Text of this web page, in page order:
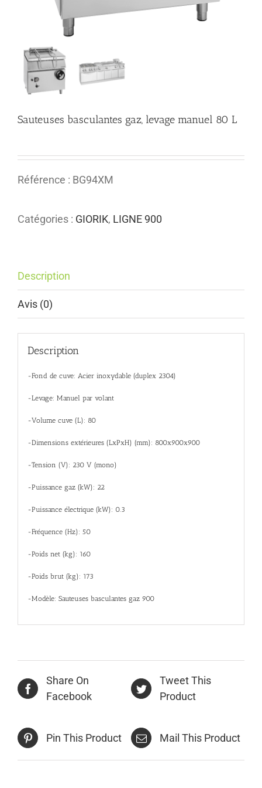
Sauteuses basculantes gaz, levage manuel 80 L
Référence : BG94XM
Catégories : GIORIK, LIGNE 900
Description
Avis (0)
Description
-Fond de cuve: Acier inoxydable (duplex 2304)
-Levage: Manuel par volant
-Volume cuve (L): 80
-Dimensions extérieures (LxPxH) (mm): 800x900x900
-Tension (V): 230 V (mono)
-Puissance gaz (kW): 22
-Puissance électrique (kW): 0.3
-Fréquence (Hz): 50
-Poids net (kg): 160
-Poids brut (kg): 173
-Modèle: Sauteuses basculantes gaz 900
Share On
Facebook
Tweet This
Product
Pin This Product Mail This Product